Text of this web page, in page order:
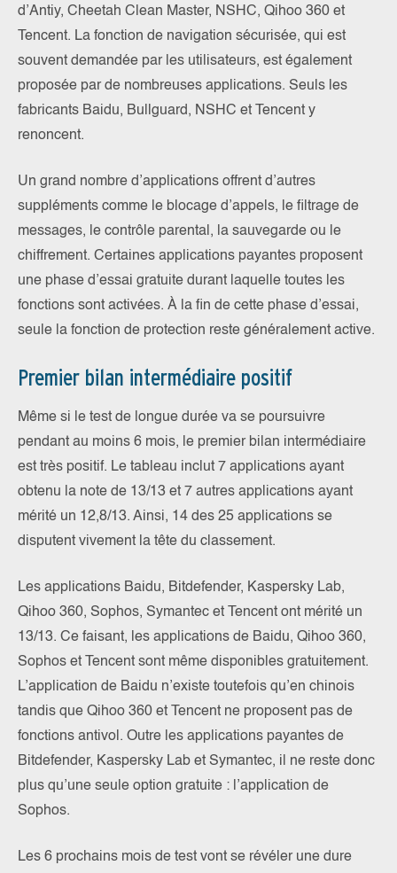
d’Antiy, Cheetah Clean Master, NSHC, Qihoo 360 et
Tencent. La fonction de navigation sécurisée, qui est
souvent demandée par les utilisateurs, est également
proposée par de nombreuses applications. Seuls les
fabricants Baidu, Bullguard, NSHC et Tencent y
renoncent.
Un grand nombre d’applications offrent d’autres
suppléments comme le blocage d’appels, le filtrage de
messages, le contrôle parental, la sauvegarde ou le
chiffrement. Certaines applications payantes proposent
une phase d’essai gratuite durant laquelle toutes les
fonctions sont activées. À la fin de cette phase d’essai,
seule la fonction de protection reste généralement active.
Premier bilan intermédiaire positif
Même si le test de longue durée va se poursuivre
pendant au moins 6 mois, le premier bilan intermédiaire
est très positif. Le tableau inclut 7 applications ayant
obtenu la note de 13/13 et 7 autres applications ayant
mérité un 12,8/13. Ainsi, 14 des 25 applications se
disputent vivement la tête du classement.
Les applications Baidu, Bitdefender, Kaspersky Lab,
Qihoo 360, Sophos, Symantec et Tencent ont mérité un
13/13. Ce faisant, les applications de Baidu, Qihoo 360,
Sophos et Tencent sont même disponibles gratuitement.
L’application de Baidu n’existe toutefois qu’en chinois
tandis que Qihoo 360 et Tencent ne proposent pas de
fonctions antivol. Outre les applications payantes de
Bitdefender, Kaspersky Lab et Symantec, il ne reste donc
plus qu’une seule option gratuite : l’application de
Sophos.
Les 6 prochains mois de test vont se révéler une dure